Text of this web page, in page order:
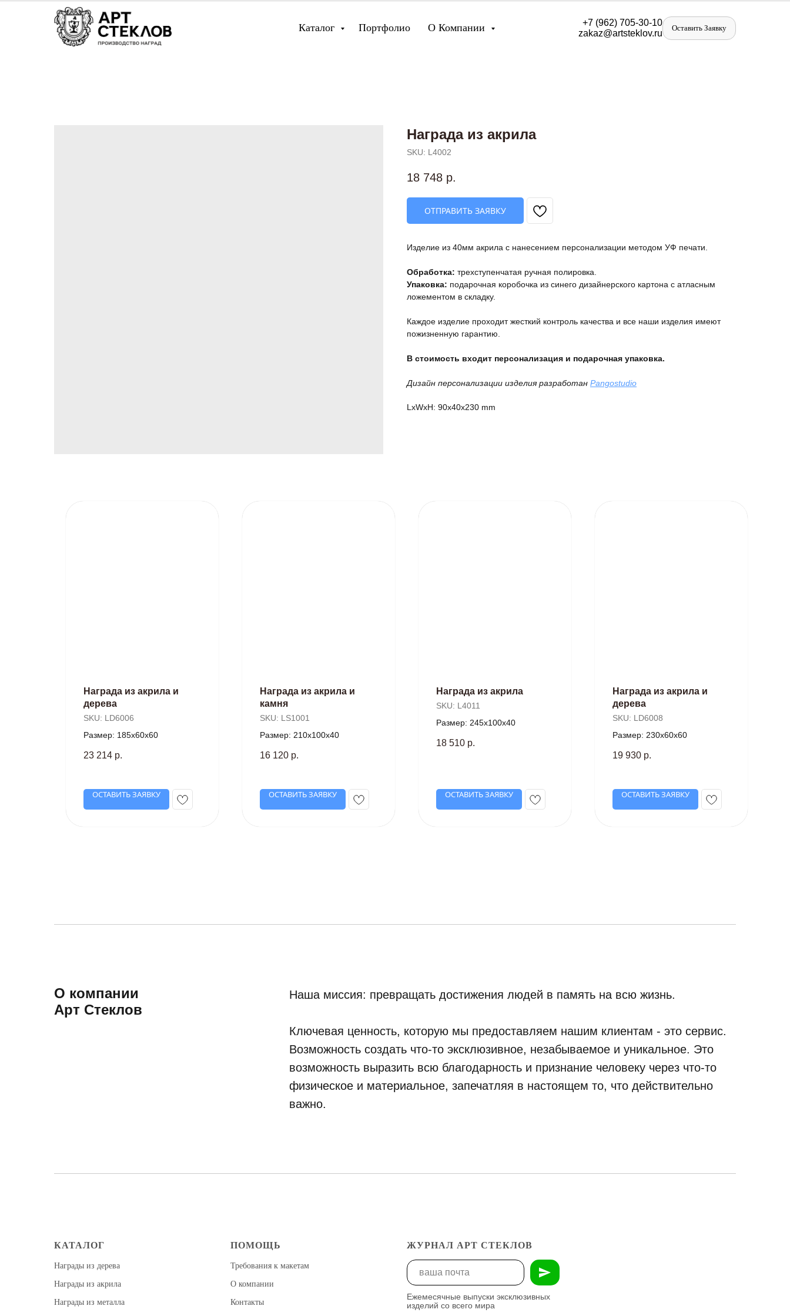
Каталог Портфолио О Компании +7 (962) 705-30-10
zakaz@artsteklov.ru
Оставить Заявку
Награда из акрила
SKU: L4002
18 748 р.
ОТПРАВИТЬ ЗАЯВКУ
Изделие из 40мм акрила с нанесением персонализации методом УФ печати.
Обработка: трехступенчатая ручная полировка.
Упаковка: подарочная коробочка из синего дизайнерского картона с атласным
ложементом в складку.
Каждое изделие проходит жесткий контроль качества и все наши изделия имеют
пожизненную гарантию.
В стоимость входит персонализация и подарочная упаковка.
Дизайн персонализации изделия разработан Pangostudio
LxWxH: 90x40x230 mm
Награда из акрила и
дерева
SKU: LD6006
Размер: 185х60х60
23 214 р.
ОСТАВИТЬ ЗАЯВКУ
Награда из акрила и
камня
SKU: LS1001
Размер: 210х100х40
16 120 р.
ОСТАВИТЬ ЗАЯВКУ
Награда из акрила
SKU: L4011
Размер: 245х100х40
18 510 р.
ОСТАВИТЬ ЗАЯВКУ
Награда из акрила и
дерева
SKU: LD6008
Размер: 230х60х60
19 930 р.
ОСТАВИТЬ ЗАЯВКУ
О компании
Арт Стеклов
Наша миссия: превращать достижения людей в память на всю жизнь.
Ключевая ценность, которую мы предоставляем нашим клиентам - это сервис.
Возможность создать что-то эксклюзивное, незабываемое и уникальное. Это
возможность выразить всю благодарность и признание человеку через что-то
физическое и материальное, запечатляя в настоящем то, что действительно
важно.
КАТАЛОГ
Награды из дерева
Награды из акрила
Награды из металла
ПОМОЩЬ
Требования к макетам
О компании
Контакты
ЖУРНАЛ АРТ СТЕКЛОВ
Ежемесячные выпуски эксклюзивных
изделий со всего мира